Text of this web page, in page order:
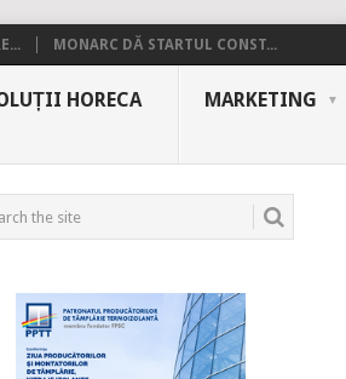
MONARC DĂ STARTUL CONST...
HORECA MARKETING